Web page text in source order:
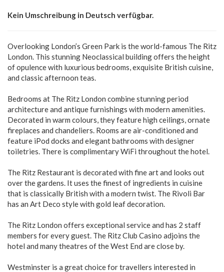
Kein Umschreibung in Deutsch verfügbar.
Overlooking London’s Green Park is the world-famous The Ritz
London. This stunning Neoclassical building offers the height
of opulence with luxurious bedrooms, exquisite British cuisine,
and classic afternoon teas.
Bedrooms at The Ritz London combine stunning period
architecture and antique furnishings with modern amenities.
Decorated in warm colours, they feature high ceilings, ornate
fireplaces and chandeliers. Rooms are air-conditioned and
feature iPod docks and elegant bathrooms with designer
toiletries. There is complimentary WiFi throughout the hotel.
The Ritz Restaurant is decorated with fine art and looks out
over the gardens. It uses the finest of ingredients in cuisine
that is classically British with a modern twist. The Rivoli Bar
has an Art Deco style with gold leaf decoration.
The Ritz London offers exceptional service and has 2 staff
members for every guest. The Ritz Club Casino adjoins the
hotel and many theatres of the West End are close by.
Westminster is a great choice for travellers interested in